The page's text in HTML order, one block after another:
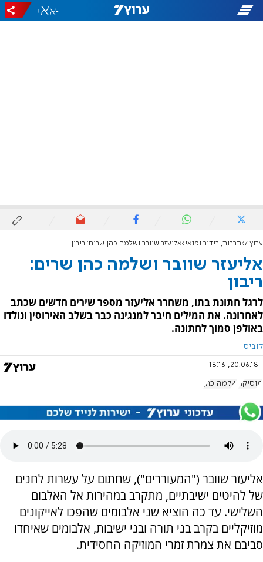
-
+
ערוץ 7 תרבות, בידור ופנאי אליעזר שוובר ושלמה כהן שרים: ריבון
אליעזר שוובר ושלמה כהן שרים:
ריבון
לרגל חתונת בתו, משחרר אליעזר מספר שירים חדשים שכתב
לאחרונה. את המילים חיבר למנגינה כבר בשלב האירוסין ונולדו
באולפן סמוך לחתונה.
קוביס
20.06.18, 18:16
מוסיקה שלמה כהן
אליעזר שוובר ("המעוררים"), שחתום על עשרות לחנים
של להיטים ישיבתיים, מתקרב במהירות אל האלבום
השלישי. עד כה הוציא שני אלבומים שהפכו לאייקונים
מוזיקליים בקרב בני תורה ובני ישיבות, אלבומים שאיחדו
סביבם את צמרת זמרי המוזיקה החסידית.